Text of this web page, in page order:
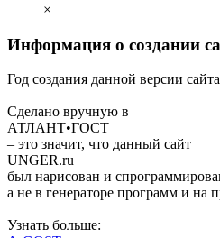
×
Информация о создании
Год создания данной версии
Сделано вручную в
АТЛАНТ•ГОСТ
– это значит, что данный сайт
UNGER.ru
был нарисован и
а не в генераторе программ и на
Узнать больше: